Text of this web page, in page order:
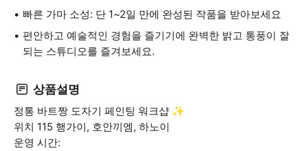
빠른 가마 소성: 단 1~2일 만에 완성된 작품을 받아보세요
편안하고 예술적인 경험을 즐기기에 완벽한 밝고 통풍이 잘
되는 스튜디오를 즐겨보세요.
상품설명
정통 바트짱 도자기 페인팅 워크샵 ✨
위치 115 행가이, 호안끼엠, 하노이
운영 시간: